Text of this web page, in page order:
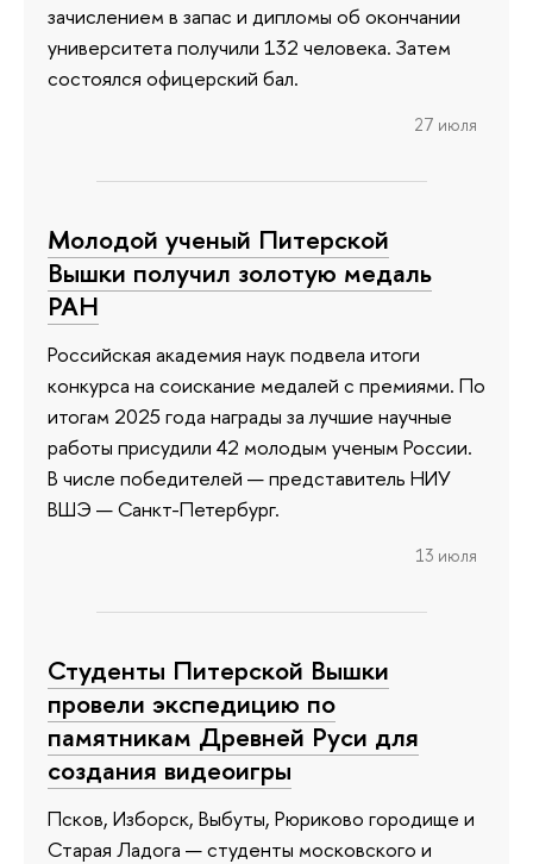
зачислением в запас и дипломы об окончании
университета получили 132 человека. Затем
состоялся офицерский бал.
27 июля
Молодой ученый Питерской
Вышки получил золотую медаль
РАН
Российская академия наук подвела итоги
конкурса на соискание медалей с премиями. По
итогам 2025 года награды за лучшие научные
работы присудили 42 молодым ученым России.
В числе победителей — представитель НИУ
ВШЭ — Санкт-Петербург.
13 июля
Студенты Питерской Вышки
провели экспедицию по
памятникам Древней Руси для
создания видеоигры
Псков, Изборск, Выбуты, Рюриково городище и
Старая Ладога — студенты московского и